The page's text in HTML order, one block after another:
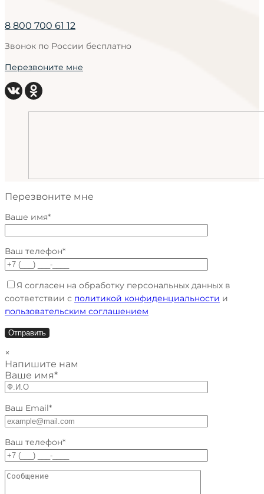
8 800 700 61 12
Звонок по России бесплатно
Перезвоните мне
Перезвоните мне
Ваше имя*
Ваш телефон*
Я согласен на обработку персональных данных в
соответствии с политикой конфиденциальности и
пользовательским соглашением
×
Напишите нам
Ваше имя*
Ваш Email*
Ваш телефон*